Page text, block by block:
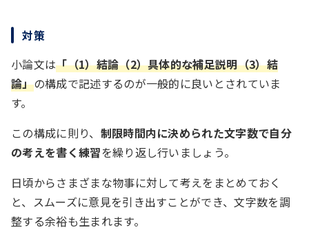
対策
小論文は「（1）結論（2）具体的な補足説明（3）結
論」の構成で記述するのが一般的に良いとされていま
す。
この構成に則り、 制限時間内に決められた文字数で自分
の考えを書く練習を繰り返し行いましょう。
日頃からさまざまな物事に対して考えをまとめておく
と、スムーズに意見を引き出すことができ、文字数を調
整する余裕も生まれます。